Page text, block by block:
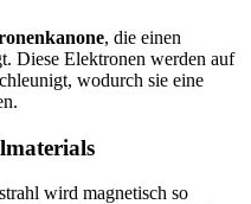
, die einen
Diese Elektronen werden auf
wodurch sie eine
wird magnetisch so